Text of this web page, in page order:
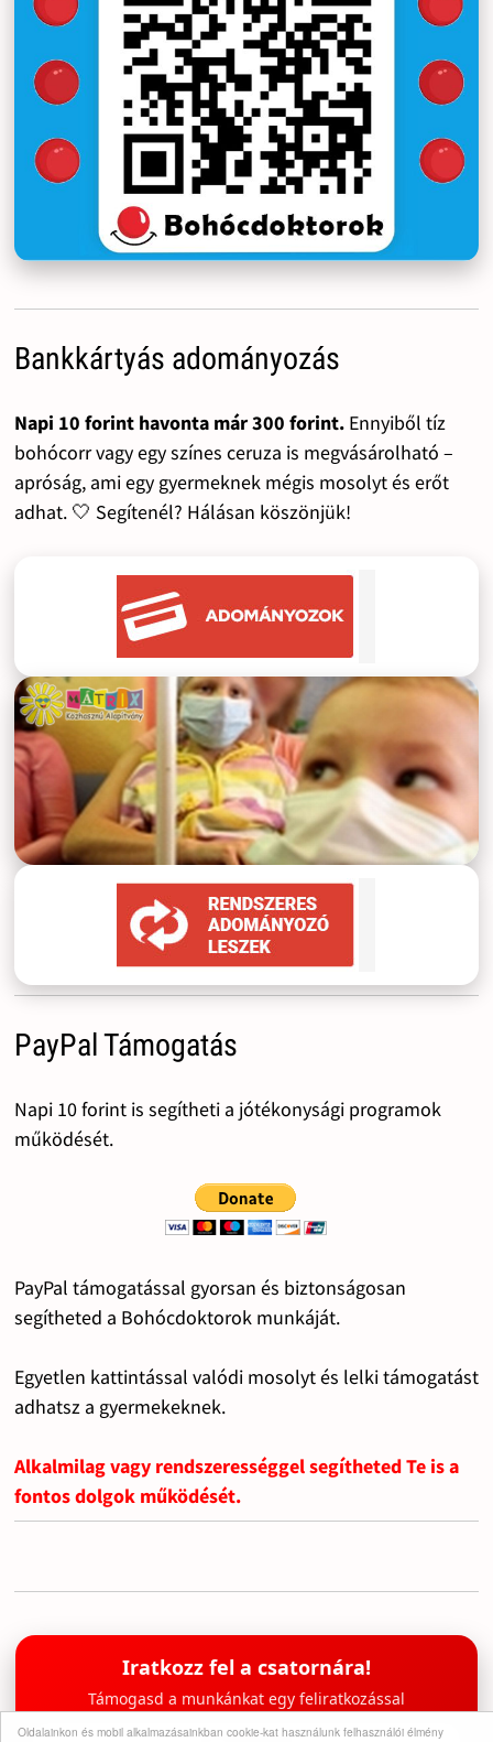
Oldalainkon és mobil alkalmazásainkban cookie-kat használunk felhasználói élmény
Bankkártyás adományozás
Napi 10 forint havonta már 300 forint.Ennyiből tíz
bohócorr vagy egy színes ceruza is megvásárolható –
apróság, ami egy gyermeknek mégis mosolyt és erőt
adhat. 🤍 Segítenél? Hálásan köszönjük!
PayPal Támogatás
Napi 10 forint is segítheti a jótékonysági programok
működését.
PayPal támogatással gyorsan és biztonságosan
segítheted a Bohócdoktorok munkáját.
Egyetlen kattintással valódi mosolyt és lelki támogatást
adhatsz a gyermekeknek.
Alkalmilag vagy rendszerességgel segítheted Te is a
fontos dolgok működését.
Iratkozz fel a csatornára!
Támogasd a munkánkat egy feliratkozással